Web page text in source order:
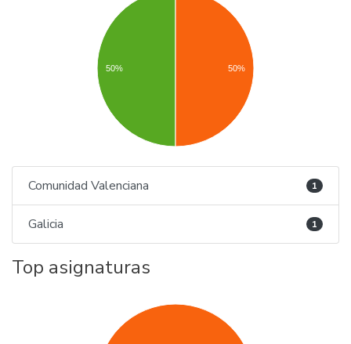
50% 50%
Comunidad Valenciana 1
Galicia 1
Top asignaturas